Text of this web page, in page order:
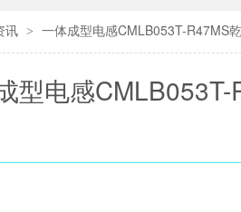
讯 > 一体成型电感CMLB053T-
型电感